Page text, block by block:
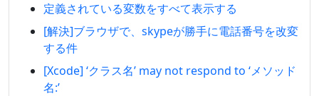
定義されている変数をすべて表示する
[解決]ブラウザで、skypeが勝手に電話番号を改変
する件
[Xcode] ‘クラス名’ may not respond to ‘メソッド
名:’